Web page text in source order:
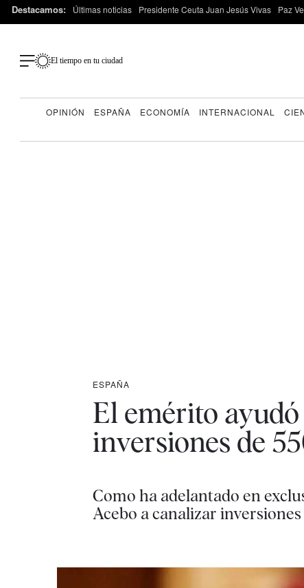
Destacamos: Últimas noticias Presidente Ceuta Juan Jesús Vivas Paz
El tiempo en tu ciudad
OPINIÓN ESPAÑA ECONOMÍA INTERNACIONAL
ESPAÑA
El emérito
inversiones de
Como ha adelantado en
Acebo a canalizar